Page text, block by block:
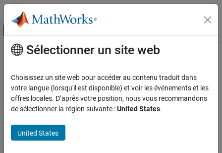
Passer au contenu
Activer/désactiver l'affichage du menu
Accueil de la documentation
Polyspace Bug Finder
Reviewing and Reporting Results
Polyspace Bug Finder Results
Coding Standards
Contenu principal
CWE Rule 124
Buffer Underwrite ('Buffer Underflow')
Since R2023a
expand all in page
The software writes to a buffer using an index or pointer that
Sélectionner un site web
Choisissez un site web pour accéder au contenu traduit dans
votre langue (lorsqu'il est disponible) et voir les événements et les
offres locales. D’après votre position, nous vous recommandons
de sélectionner la région suivante :United States.
United States